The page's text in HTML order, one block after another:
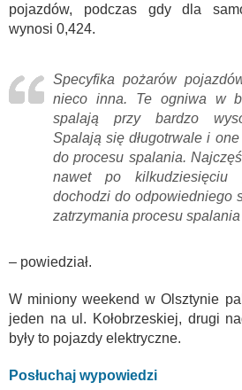
pojazdów, podczas gdy dla
wynosi 0,424.
Specyfika pożarów
nieco inna. Te ogniwa w
spalają przy bardzo
Spalają się długotrwale i
do procesu spalania.
nawet po kilkudziesięciu
dochodzi do odpowiedniego
zatrzymania procesu spalania
– powiedział.
W miniony weekend w Olsztynie
jeden na ul. Kołobrzeskiej, drugi
były to pojazdy elektryczne.
Posłuchaj wypowiedzi